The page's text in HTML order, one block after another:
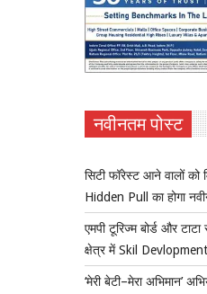
नवीनतम पोस्ट
सिटी फॉरेस्ट आने वालों को
Hidden Pull का होगा
एमपी टूरिज्म बोर्ड और
क्षेत्र में Skil Devlopment
‘मेरी बेटी–मेरा अभिमान’